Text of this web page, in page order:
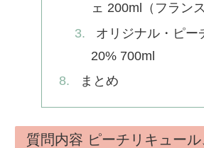
ェ 200ml（フランス
オリジナル・ピー
20% 700ml
まとめ
質問内容 ピーチリキュー